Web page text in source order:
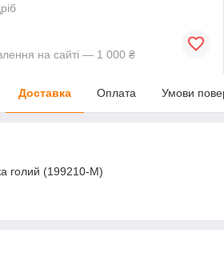
на сайті — 1 000 ₴
Доставка Оплата Умови
голий (199210-M)